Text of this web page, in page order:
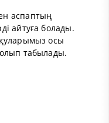
аспаптың
айтуға болады.
осы
табылады.